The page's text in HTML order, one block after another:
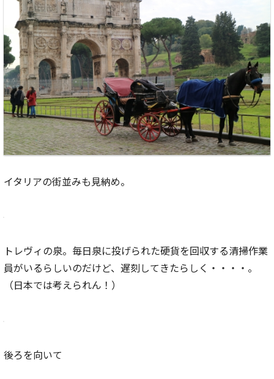
イタリアの街並みも見納め。
トレヴィの泉。毎日泉に投げられた硬貨を回収する清掃作業
員がいるらしいのだけど、遅刻してきたらしく・・・・。
（日本では考えられん！）
後ろを向いて